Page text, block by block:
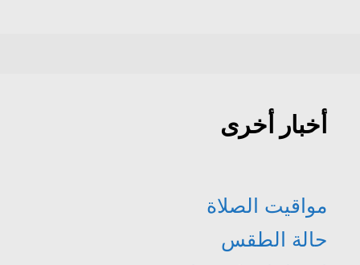
أخبار أخرى
مواقيت الصلاة
حالة الطقس